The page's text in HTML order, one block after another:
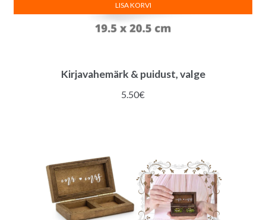
Kirjavahemärk & puidust, valge
5.50€
LISA KORVI